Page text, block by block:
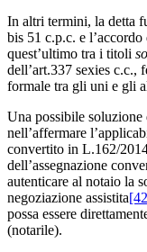
In altri termini, la detta
bis 51 c.p.c. e
quest’ultimo tra i titoli
dell’art.337 sexies c.c.,
formale tra gli uni e gli
Una possibile
nell’affermare
convertito in L.162/
dell’assegnazione
autenticare al notaio la
negoziazione assistita
possa essere
(notarile).